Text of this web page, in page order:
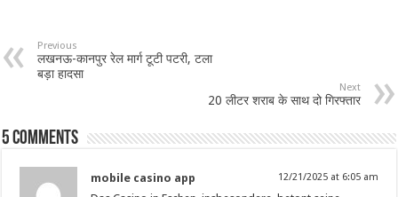
Previous
लखनऊ-कानपुर रेल मार्ग टूटी पटरी, टला
बड़ा हादसा
Next
20 लीटर शराब के साथ दो गिरफ्तार
5 comments
mobile casino app 12/21/2025 at 6:05 am